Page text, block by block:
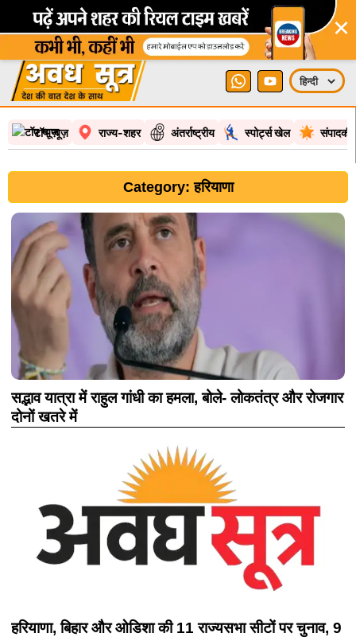
×
टॉप न्यूज़ राज्य-शहर अंतर्राष्ट्रीय स्पोर्ट्स खेल
Category: हरियाणा
सद्भाव यात्रा में राहुल गांधी का हमला, बोले- लोकतंत्र और रोजगार
दोनों खतरे में
हरियाणा, बिहार और ओडिशा की 11 राज्यसभा सीटों पर चुनाव, 9